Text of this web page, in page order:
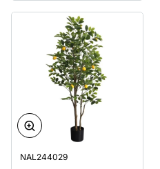
NAL244029